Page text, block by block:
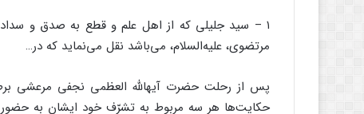
۱ – سید جلیلى که از اهل علم و قطع به صدق و
مرتضوى، علیه‌‌السلام، مى‌‌باشد نقل مى‌‌نماید که در…
پس از رحلت حضرت آیهاللَّه العظمى نجفى مرعشى
حکایت‌‌ها هر سه مربوط به تشرّف خود ایشان به حضور